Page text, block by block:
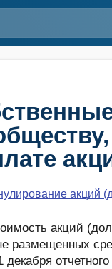
акций
акций
размещенных
отчетного